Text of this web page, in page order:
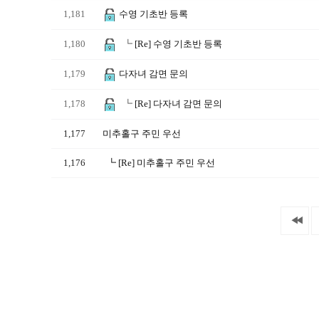
1,181 수영 기초반 등록
1,180 ┗ [Re] 수영 기초반 등록
1,179 다자녀 감면 문의
1,178 ┗ [Re] 다자녀 감면 문의
1,177 미추홀구 주민 우선
1,176 ┗ [Re] 미추홀구 주민 우선